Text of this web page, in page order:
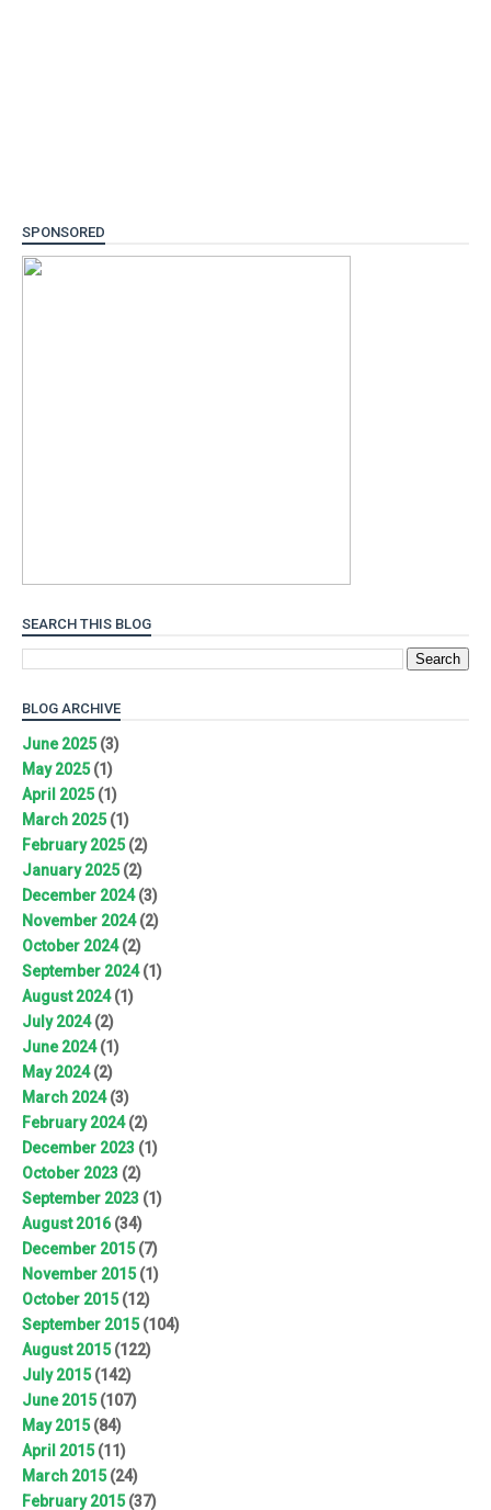
SPONSORED
SEARCH THIS BLOG
BLOG ARCHIVE
June 2025(3)
May 2025(1)
April 2025(1)
March 2025(1)
February 2025(2)
January 2025(2)
December 2024(3)
November 2024(2)
October 2024(2)
September 2024(1)
August 2024(1)
July 2024(2)
June 2024(1)
May 2024(2)
March 2024(3)
February 2024(2)
December 2023 (1)
October 2023 (2)
September 2023 (1)
August 2016(34)
December 2015(7)
November 2015(1)
October 2015(12)
September 2015(104)
August 2015(122)
July 2015(142)
June 2015(107)
May 2015(84)
April 2015(11)
March 2015(24)
February 2015(37)